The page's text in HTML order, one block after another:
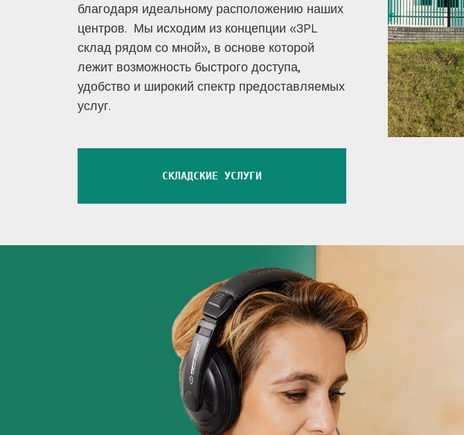
благодаря идеальному расположению наших
центров. Мы исходим из концепции «3PL
склад рядом со мной», в основе которой
лежит возможность быстрого доступа,
удобство и широкий спектр предоставляемых
услуг.
СКЛАДСКИЕ УСЛУГИ